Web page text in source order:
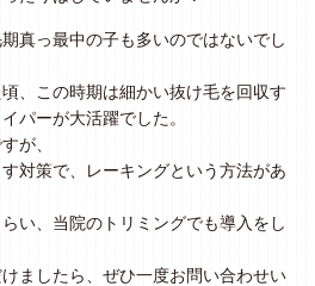
真っ最中の子も多いのではないでし
、この時期は細かい抜け毛を回収す
パーが大活躍でした。
が、
対策で、レーキングという方法があ
い、当院のトリミングでも導入をし
ましたら、ぜひ一度お問い合わせい